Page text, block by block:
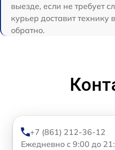
выезде, если не требует
курьер доставит технику
обратно.
+7 (861) 212-36-12
Ежедневно с 9:00 до